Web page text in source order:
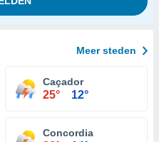
Meer steden
Caçador
25° 12°
Concordia